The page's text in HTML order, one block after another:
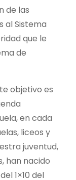
de las
al Sistema
que le
de
objetivo es
en cada
liceos y
juventud,
han nacido
1×10 del